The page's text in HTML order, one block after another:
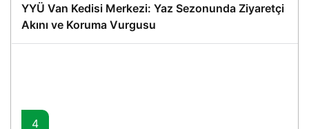
YYÜ Van Kedisi Merkezi: Yaz Sezonunda Ziyaretçi
Akını ve Koruma Vurgusu
4